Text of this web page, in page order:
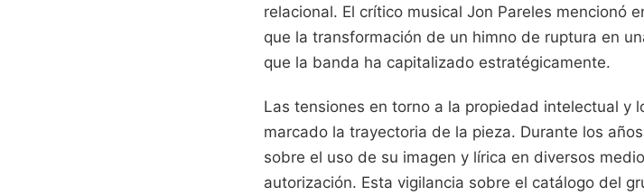
relacional. El crítico musical Jon Pareles mencionó
que la transformación de un himno de ruptura en
que la banda ha capitalizado estratégicamente.
Las tensiones en torno a la propiedad intelectual y
marcado la trayectoria de la pieza. Durante los
sobre el uso de su imagen y lírica en diversos
autorización. Esta vigilancia sobre el catálogo del